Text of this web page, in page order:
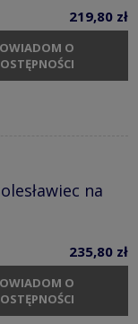
219,80 zł
O
na
235,80 zł
O